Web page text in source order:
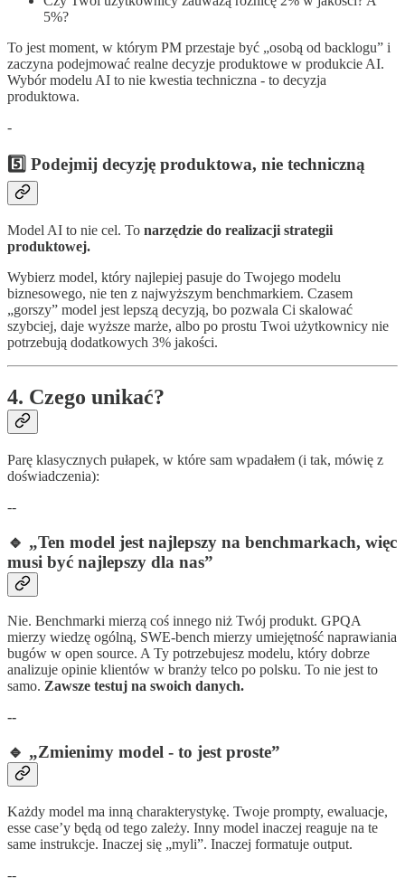
5%?
To jest moment, w którym PM przestaje być „osobą od backlogu” i
zaczyna podejmować realne decyzje produktowe w produkcie AI.
Wybór modelu AI to nie kwestia techniczna - to decyzja
produktowa.
-
5️⃣ Podejmij decyzję produktowa, nie techniczną
Model AI to nie cel. To narzędzie do realizacji strategii
produktowej.
Wybierz model, który najlepiej pasuje do Twojego modelu
biznesowego, nie ten z najwyższym benchmarkiem. Czasem
„gorszy” model jest lepszą decyzją, bo pozwala Ci skalować
szybciej, daje wyższe marże, albo po prostu Twoi użytkownicy nie
potrzebują dodatkowych 3% jakości.
4. Czego unikać?
Parę klasycznych pułapek, w które sam wpadałem (i tak, mówię z
doświadczenia):
--
🔹 „Ten model jest najlepszy na benchmarkach, więc
musi być najlepszy dla nas”
Nie. Benchmarki mierzą coś innego niż Twój produkt. GPQA
mierzy wiedzę ogólną, SWE-bench mierzy umiejętność naprawiania
bugów w open source. A Ty potrzebujesz modelu, który dobrze
analizuje opinie klientów w branży telco po polsku. To nie jest to
samo. Zawsze testuj na swoich danych.
--
🔹 „Zmienimy model - to jest proste”
Każdy model ma inną charakterystykę. Twoje prompty, ewaluacje,
esse case’y będą od tego zależy. Inny model inaczej reaguje na te
same instrukcje. Inaczej się „myli”. Inaczej formatuje output.
--